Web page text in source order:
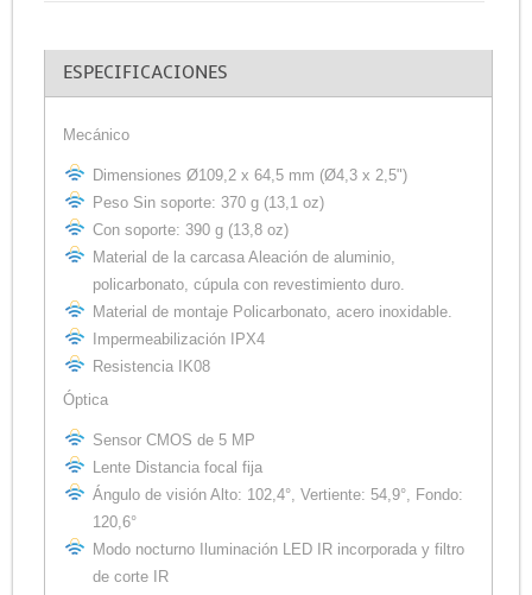
ESPECIFICACIONES
Mecánico
Dimensiones Ø109,2 x 64,5 mm (Ø4,3 x 2,5")
Peso Sin soporte: 370 g (13,1 oz)
Con soporte: 390 g (13,8 oz)
Material de la carcasa Aleación de aluminio,
policarbonato, cúpula con revestimiento duro.
Material de montaje Policarbonato, acero inoxidable.
Impermeabilización IPX4
Resistencia IK08
Óptica
Sensor CMOS de 5 MP
Lente Distancia focal fija
Ángulo de visión Alto: 102,4°, Vertiente: 54,9°, Fondo:
120,6°
Modo nocturno Iluminación LED IR incorporada y filtro
de corte IR